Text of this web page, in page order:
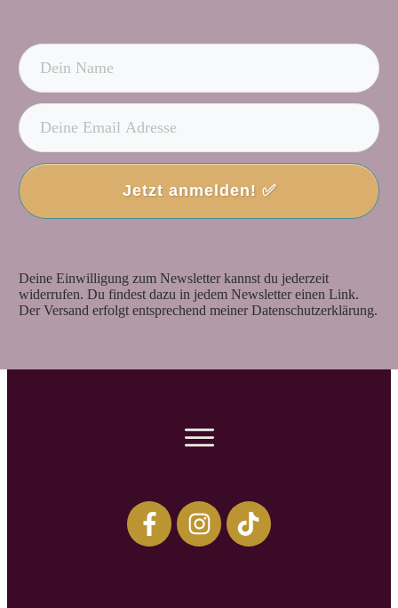
Jetzt anmelden! ✅
Deine Einwilligung zum Newsletter kannst du jederzeit
widerrufen. Du findest dazu in jedem Newsletter einen Link.
Der Versand erfolgt entsprechend meiner Datenschutzerklärung.